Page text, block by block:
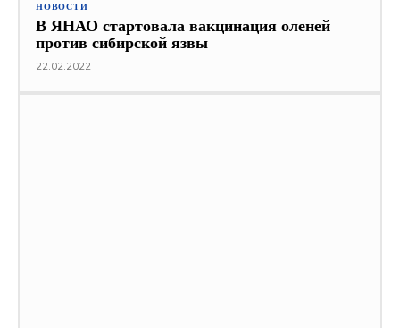
НОВОСТИ
В ЯНАО стартовала вакцинация оленей
против сибирской язвы
22.02.2022